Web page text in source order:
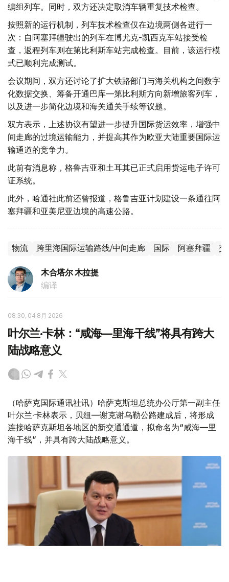
编组列车。同时，双方还决定取消车辆重复技术检查。
按照新的运行机制，列车技术检查仅在边境两侧各进行一
次：自阿塞拜疆驶出的列车在博尤克-凯西克车站接受检
查，返程列车则在第比利斯车站完成检查。目前，该运行模
式已顺利完成测试。
会议期间，双方还讨论了扩大铁路部门与海关机构之间数字
化数据交换、筹备开通巴库—第比利斯方向新增旅客列车，
以及进一步简化边境和海关通关手续等议题。
双方表示，上述协议有望进一步提升国际货运效率，增强中
间走廊的过境运输能力，并提高其作为欧亚大陆重要国际运
输通道的竞争力。
此前有消息称，格鲁吉亚和土耳其已正式启用货运电子许可
证系统。
此外，哈通社此前还曾报道，格鲁吉亚计划建设一条通往阿
塞拜疆和亚美尼亚边境的高速公路。
物流 跨里海国际运输路线/中间走廊 国际 阿塞拜疆 交
木合塔尔 木拉提
编译
08:30, 04 8月 2026
叶尔兰·卡林：“咸海—里海干线”将具有跨大
陆战略意义
（哈萨克国际通讯社讯）哈萨克斯坦总统办公厅第一副主任
叶尔兰·卡林表示，贝纽—谢克谢乌勒公路建成后，将形成
连接哈萨克斯坦各地区的新交通通道，拟命名为“咸海—里
海干线”，并具有跨大陆战略意义。